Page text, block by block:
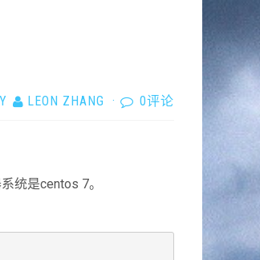
LEON ZHANG · 0评论
统是centos 7。